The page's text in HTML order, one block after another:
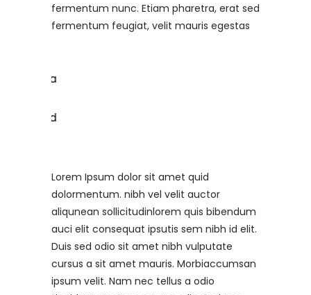
fermentum nunc. Etiam pharetra, erat sed
fermentum feugiat, velit mauris egestas
Lorem Ipsum dolor sit amet quid
dolormentum. nibh vel velit auctor
aliqunean sollicitudinlorem quis bibendum
auci elit consequat ipsutis sem nibh id elit.
Duis sed odio sit amet nibh vulputate
cursus a sit amet mauris. Morbiaccumsan
ipsum velit. Nam nec tellus a odio